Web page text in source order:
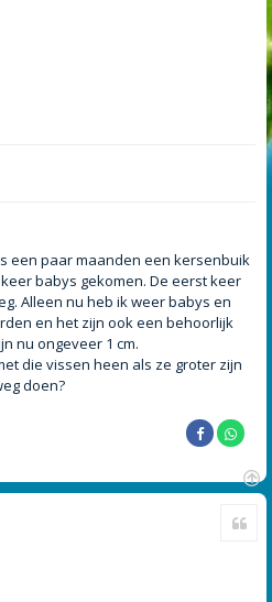
een paar maanden een kersenbuik
babys gekomen. De eerst keer
Alleen nu heb ik weer babys en
en het zijn ook een behoorlijk
nu ongeveer 1 cm.
die vissen heen als ze groter zijn
doen?
O